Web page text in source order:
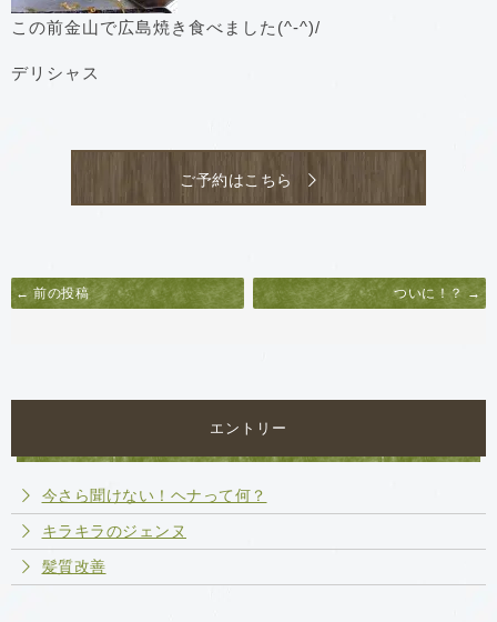
この前金山で広島焼き食べました(^-^)/
デリシャス
ご予約はこちら
← 前の投稿 ついに！？ →
エントリー
今さら聞けない！ヘナって何？
キラキラのジェンヌ
髪質改善